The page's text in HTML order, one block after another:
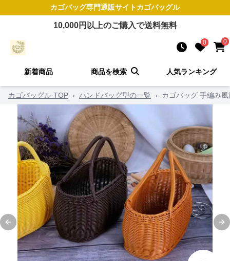
カゴバッグ専門通販サイトカゴバッグル
10,000円以上のご購入で送料無料
0 0
新着商品 商品を検索 人気ランキング
カゴバッグル TOP › ハンドバッグ型の一覧 › カゴバッグ 手編み
Previous slide